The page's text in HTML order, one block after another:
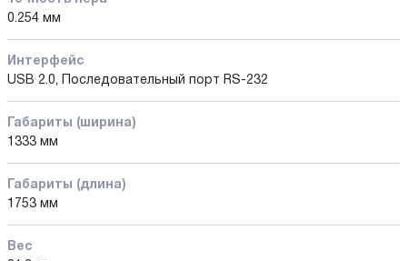
0.254 мм
Интерфейс
USB 2.0, Последовательный порт RS-232
Габариты (ширина)
1333 мм
Габариты (длина)
1753 мм
Вес